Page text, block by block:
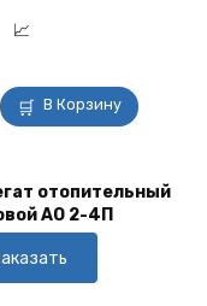
В Корзину
отопительный
АО 2-4П